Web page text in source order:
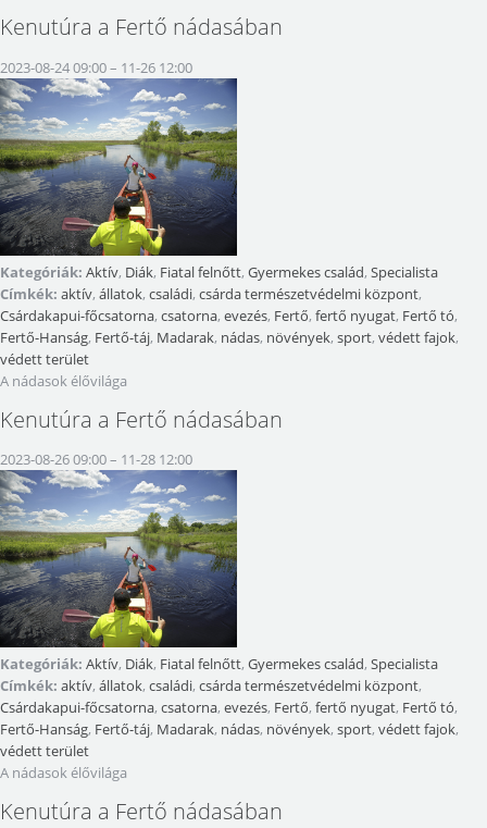
Kenutúra a Fertő nádasában
2023-08-24 09:00– 11-26 12:00
Kategóriák: Aktív, Diák, Fiatal felnőtt, Gyermekes család, Specialista
Címkék: aktív, állatok, családi, csárda természetvédelmi központ,
Csárdakapui-főcsatorna, csatorna, evezés, Fertő, fertő nyugat, Fertő tó,
Fertő-Hanság, Fertő-táj, Madarak, nádas, növények, sport, védett fajok,
védett terület
A nádasok élővilága
Kenutúra a Fertő nádasában
2023-08-26 09:00– 11-28 12:00
Kategóriák: Aktív, Diák, Fiatal felnőtt, Gyermekes család, Specialista
Címkék: aktív, állatok, családi, csárda természetvédelmi központ,
Csárdakapui-főcsatorna, csatorna, evezés, Fertő, fertő nyugat, Fertő tó,
Fertő-Hanság, Fertő-táj, Madarak, nádas, növények, sport, védett fajok,
védett terület
A nádasok élővilága
Kenutúra a Fertő nádasában